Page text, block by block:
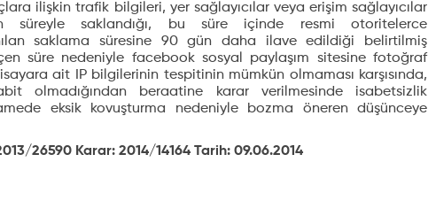
ilişkin trafik bilgileri, yer sağlayıcılar veya erişim sağlayıcılar
süreyle saklandığı, bu süre içinde resmi otoritelerce
saklama süresine 90 gün daha ilave edildiği belirtilmiş
süre nedeniyle facebook sosyal paylaşım sitesine fotoğraf
ait IP bilgilerinin tespitinin mümkün olmaması karşısında,
olmadığından beraatine karar verilmesinde isabetsizlik
eksik kovuşturma nedeniyle bozma öneren düşünceye
26590 Karar: 2014/14164 Tarih: 09.06.2014